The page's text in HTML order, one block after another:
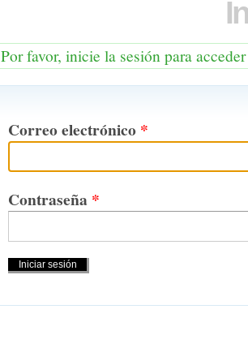
Por favor, inicie la sesión para
Correo electrónico *
Contraseña *
Acciones